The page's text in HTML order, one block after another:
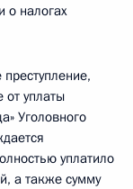
о налогах
от уплаты
Уголовного
уплатило
а также сумму